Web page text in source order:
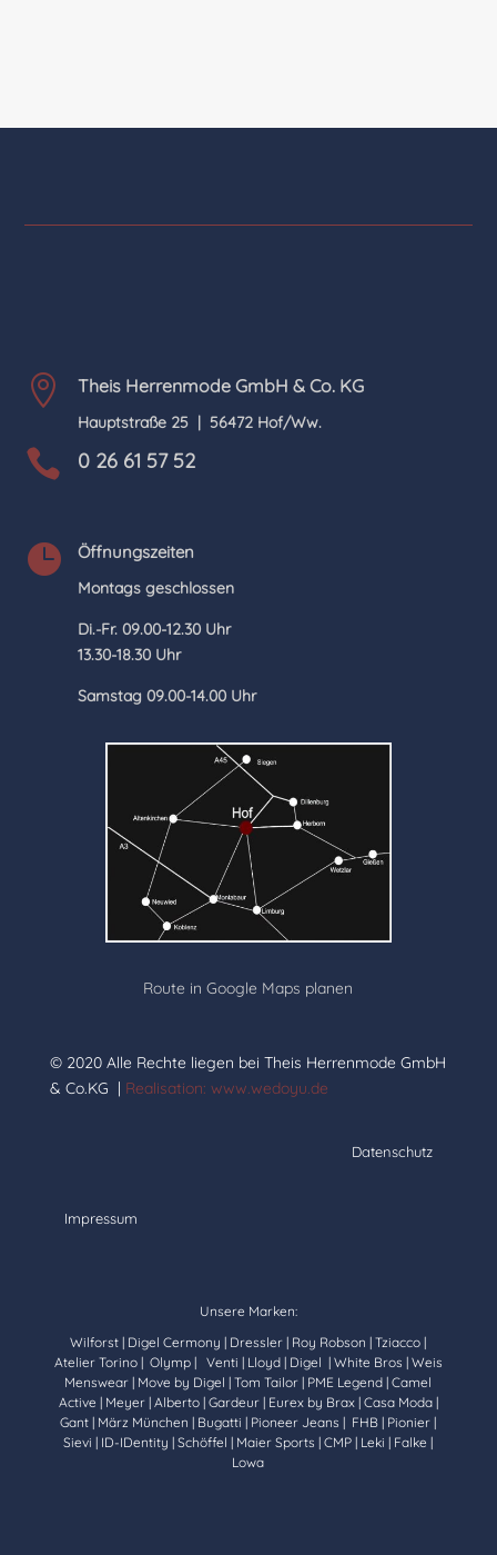
 Theis Herrenmode GmbH & Co. KG
Hauptstraße 25 | 56472 Hof/Ww.
 0 26 61 57 52
 Öffnungszeiten
Montags geschlossen
Di.-Fr. 09.00-12.30 Uhr
13.30-18.30 Uhr
Samstag 09.00-14.00 Uhr
Route in Google Maps planen
© 2020 Alle Rechte liegen bei Theis Herrenmode GmbH
& Co.KG | Realisation: www.wedoyu.de
Datenschutz
Impressum
Unsere Marken:
Wilforst | Digel Cermony | Dressler | Roy Robson | Tziacco |
Atelier Torino | Olymp | Venti | Lloyd | Digel | White Bros | Weis
Menswear | Move by Digel | Tom Tailor | PME Legend | Camel
Active | Meyer | Alberto | Gardeur | Eurex by Brax | Casa Moda |
Gant | März München | Bugatti | Pioneer Jeans | FHB | Pionier |
Sievi | ID-IDentity | Schöffel | Maier Sports | CMP | Leki | Falke |
Lowa